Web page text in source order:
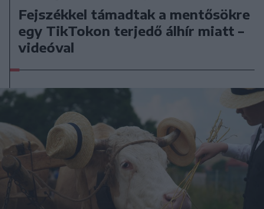
Fejszékkel támadtak a mentősökre
egy TikTokon terjedő álhír miatt –
videóval